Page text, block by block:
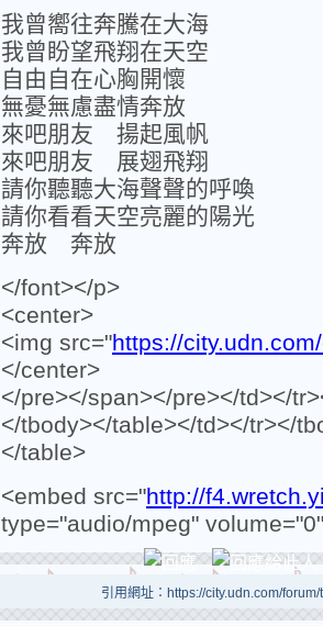
我曾嚮往奔騰在大海
我曾盼望飛翔在天空
自由自在心胸開懷
無憂無慮盡情奔放
來吧朋友 揚起風帆
來吧朋友 展翅飛翔
請你聽聽大海聲聲的呼喚
請你看看天空亮麗的陽光
奔放 奔放
</font></p>
<center>
<img src="https://
</center>
</pre></span></pre></td></
</tbody></table></td></tr></
</table>
<embed src="http://
type="audio/mpeg"
引用網址：https://city.udn.com/